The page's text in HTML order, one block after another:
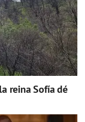
reina Sofía dé